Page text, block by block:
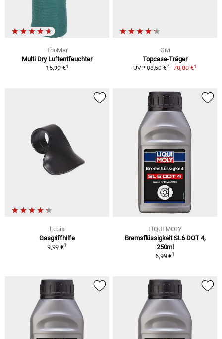
ThoMar
Multi Dry Luftentfeuchter
15,99 €1
Givi
Topcase-Träger
UVP 88,50 €2 70,80 €1
Louis
Gasgriffhilfe
9,99 €1
LIQUI MOLY
Bremsflüssigkeit SL6 DOT 4,
250ml
6,99 €1